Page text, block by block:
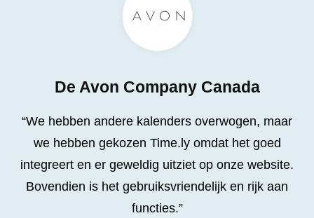
De Avon Company Canada
“We hebben andere kalenders overwogen, maar
we hebben gekozen Time.ly omdat het goed
integreert en er geweldig uitziet op onze website.
Bovendien is het gebruiksvriendelijk en rijk aan
functies.”